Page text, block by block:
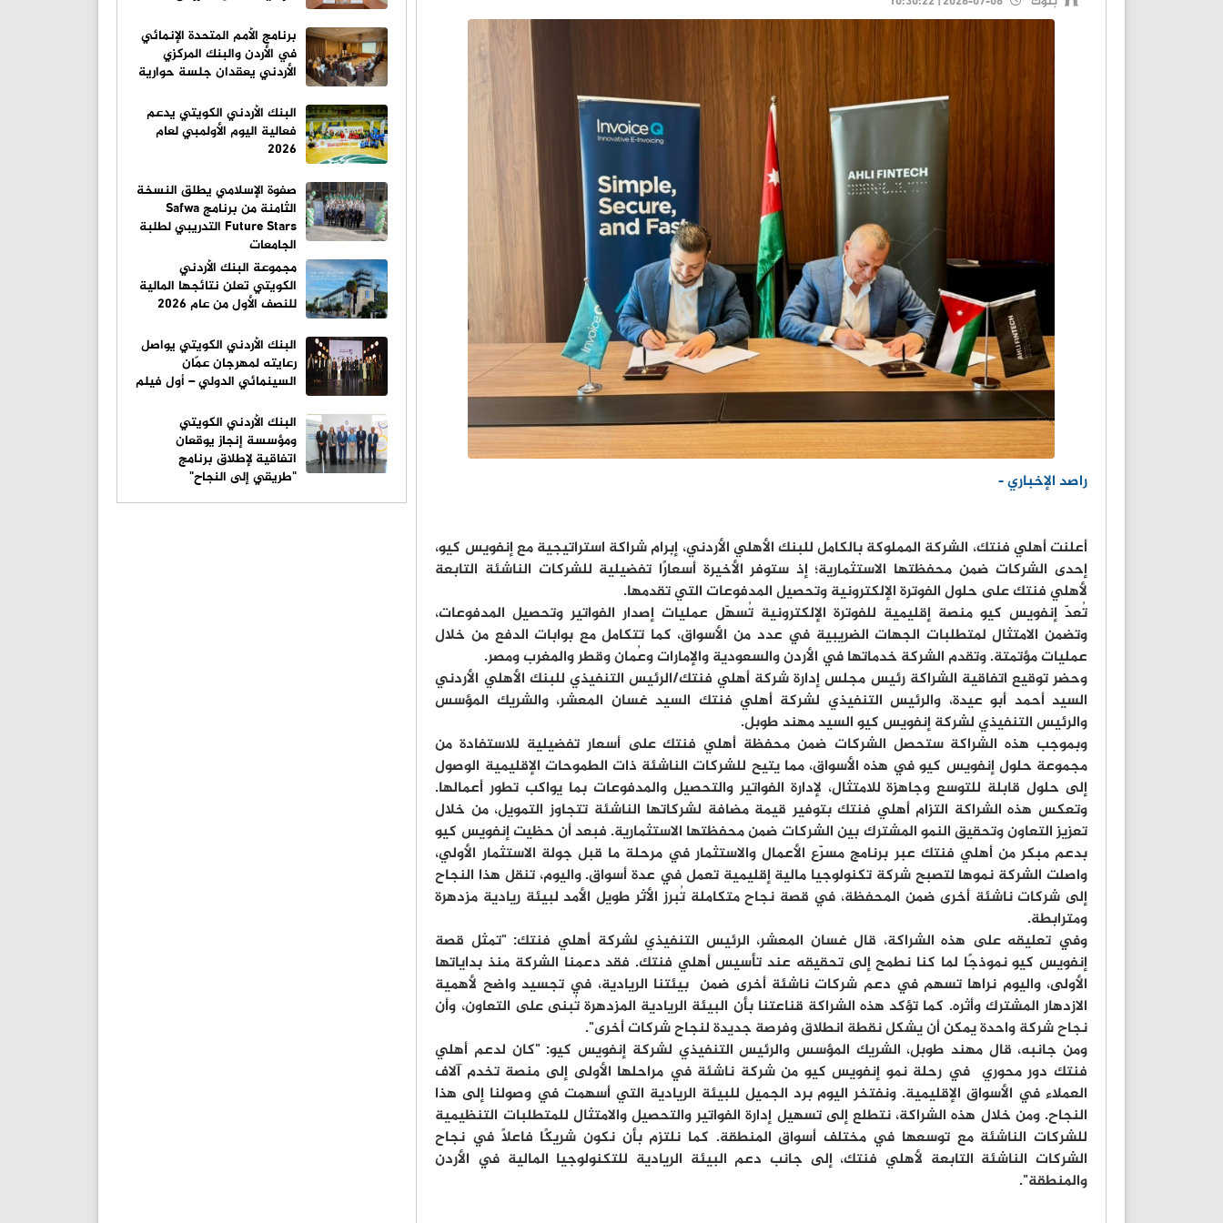
راصد الإخباري -
أعلنت أهلي فنتك، الشركة المملوكة بالكامل للبنك الأهلي الأردني، إبرام شراكة استراتيجية مع إنفويس كيو،
إحدى الشركات ضمن محفظتها الاستثمارية؛ إذ ستوفر الأخيرة أسعارًا تفضيلية للشركات الناشئة التابعة
لأهلي فنتك على حلول الفوترة الإلكترونية وتحصيل المدفوعات التي تقدمها.
تُعدّ إنفويس كيو منصة إقليمية للفوترة الإلكترونية تُسهّل عمليات إصدار الفواتير وتحصيل المدفوعات،
وتضمن الامتثال لمتطلبات الجهات الضريبية في عدد من الأسواق، كما تتكامل مع بوابات الدفع من خلال
عمليات مؤتمتة. وتقدم الشركة خدماتها في الأردن والسعودية والإمارات وعُمان وقطر والمغرب ومصر.
وحضر توقيع اتفاقية الشراكة رئيس مجلس إدارة شركة أهلي فنتك/الرئيس التنفيذي للبنك الأهلي الأردني
السيد أحمد أبو عيدة، والرئيس التنفيذي لشركة أهلي فنتك السيد غسان المعشر، والشريك المؤسس
والرئيس التنفيذي لشركة إنفويس كيو السيد مهند طوبل.
وبموجب هذه الشراكة ستحصل الشركات ضمن محفظة أهلي فنتك على أسعار تفضيلية للاستفادة من
مجموعة حلول إنفويس كيو في هذه الأسواق، مما يتيح للشركات الناشئة ذات الطموحات الإقليمية الوصول
إلى حلول قابلة للتوسع وجاهزة للامتثال، لإدارة الفواتير والتحصيل والمدفوعات بما يواكب تطور أعمالها.
وتعكس هذه الشراكة التزام أهلي فنتك بتوفير قيمة مضافة لشركاتها الناشئة تتجاوز التمويل، من خلال
تعزيز التعاون وتحقيق النمو المشترك بين الشركات ضمن محفظتها الاستثمارية. فبعد أن حظيت إنفويس كيو
بدعم مبكر من أهلي فنتك عبر برنامج مسرّع الأعمال والاستثمار في مرحلة ما قبل جولة الاستثمار الأولي،
واصلت الشركة نموها لتصبح شركة تكنولوجيا مالية إقليمية تعمل في عدة أسواق. واليوم، تنقل هذا النجاح
إلى شركات ناشئة أخرى ضمن المحفظة، في قصة نجاح متكاملة تُبرز الأثر طويل الأمد لبيئة ريادية مزدهرة
ومترابطة.
وفي تعليقه على هذه الشراكة، قال غسان المعشر، الرئيس التنفيذي لشركة أهلي فنتك: "تمثل قصة
إنفويس كيو نموذجًا لما كنا نطمح إلى تحقيقه عند تأسيس أهلي فنتك. فقد دعمنا الشركة منذ بداياتها
الأولى، واليوم نراها تسهم في دعم شركات ناشئة أخرى ضمن بيئتنا الريادية، في تجسيد واضح لأهمية
الازدهار المشترك وأثره. كما تؤكد هذه الشراكة قناعتنا بأن البيئة الريادية المزدهرة تُبنى على التعاون، وأن
نجاح شركة واحدة يمكن أن يشكل نقطة انطلاق وفرصة جديدة لنجاح شركات أخرى".
ومن جانبه، قال مهند طوبل، الشريك المؤسس والرئيس التنفيذي لشركة إنفويس كيو: "كان لدعم أهلي
فنتك دور محوري في رحلة نمو إنفويس كيو من شركة ناشئة في مراحلها الأولى إلى منصة تخدم آلاف
العملاء في الأسواق الإقليمية. ونفتخر اليوم برد الجميل للبيئة الريادية التي أسهمت في وصولنا إلى هذا
النجاح. ومن خلال هذه الشراكة، نتطلع إلى تسهيل إدارة الفواتير والتحصيل والامتثال للمتطلبات التنظيمية
للشركات الناشئة مع توسعها في مختلف أسواق المنطقة. كما نلتزم بأن نكون شريكًا فاعلًا في نجاح
الشركات الناشئة التابعة لأهلي فنتك، إلى جانب دعم البيئة الريادية للتكنولوجيا المالية في الأردن
والمنطقة".
برنامج الأمم المتحدة الإنمائي
في الأردن والبنك المركزي
الأردني يعقدان جلسة حوارية
البنك الأردني الكويتي يدعم
فعالية اليوم الأولمبي لعام
2026
صفوة الإسلامي يطلق النسخة
الثامنة من برنامج Safwa
Future Stars التدريبي لطلبة
الجامعات
مجموعة البنك الأردني
الكويتي تعلن نتائجها المالية
للنصف الأول من عام 2026
البنك الأردني الكويتي يواصل
رعايته لمهرجان عمّان
السينمائي الدولي – أول فيلم
البنك الأردني الكويتي
ومؤسسة إنجاز يوقعان
اتفاقية لإطلاق برنامج
"طريقي إلى النجاح"